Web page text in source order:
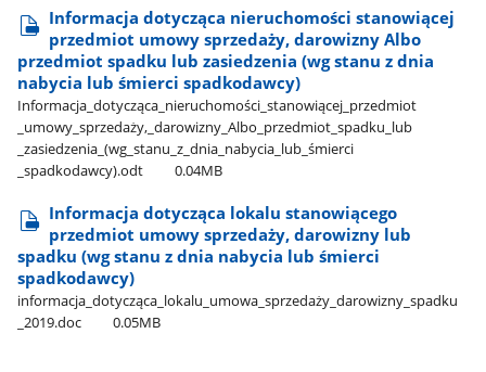
Informacja dotycząca nieruchomości stanowiącej
przedmiot umowy sprzedaży, darowizny Albo
przedmiot spadku lub zasiedzenia (wg stanu z dnia
nabycia lub śmierci spadkodawcy)
Informacja​_dotycząca​_nieruchomości​_stanowiącej​_przedmiot​
_umowy​_sprzedaży,​_darowizny​_Albo​_przedmiot​_spadku​_lub​
_zasiedzenia​_(wg​_stanu​_z​_dnia​_nabycia​_lub​_śmierci​
_spadkodawcy).odt
0.04MB
Informacja dotycząca lokalu stanowiącego
przedmiot umowy sprzedaży, darowizny lub
spadku (wg stanu z dnia nabycia lub śmierci
spadkodawcy)
informacja​_dotycząca​_lokalu​_umowa​_sprzedaży​_darowizny​_spadku​
_2019.doc
0.05MB